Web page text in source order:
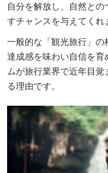
自分を解放し、自然と
すチャンスを与えてくれ
一般的な「観光旅行」の
達成感を味わい自信を
ムが旅行業界で近年目
る理由です。